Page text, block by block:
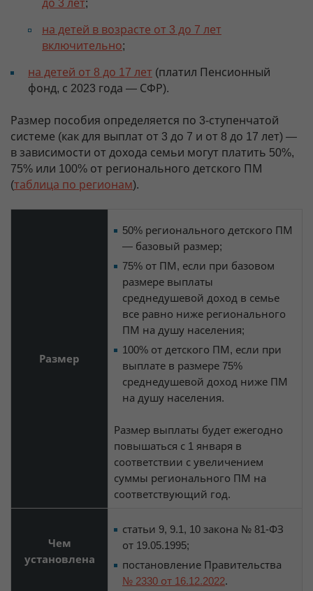
до 3 лет;
на детей в возрасте от 3 до 7 лет
включительно;
на детей от 8 до 17 лет (платил Пенсионный
фонд, с 2023 года — СФР).
Размер пособия определяется по 3-ступенчатой
системе (как для выплат от 3 до 7 и от 8 до 17 лет) —
в зависимости от дохода семьи могут платить 50%,
75% или 100% от регионального детского ПМ
(таблица по регионам).
Размер
50% регионального детского ПМ
— базовый размер;
75% от ПМ, если при базовом
размере выплаты
среднедушевой доход в семье
все равно ниже регионального
ПМ на душу населения;
100% от детского ПМ, если при
выплате в размере 75%
среднедушевой доход ниже ПМ
на душу населения.
Размер выплаты будет ежегодно
повышаться с 1 января в
соответствии с увеличением
суммы регионального ПМ на
соответствующий год.
Чем
установлена
статьи 9, 9.1, 10 закона № 81-ФЗ
от 19.05.1995;
постановление Правительства
№ 2330 от 16.12.2022.